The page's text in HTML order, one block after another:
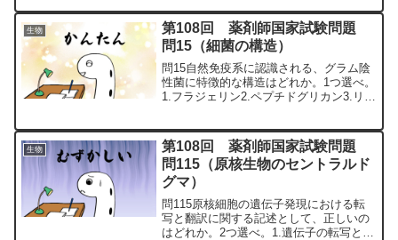
（親指側・太い方）は脛骨・外側（小指
側・細い方・...
生物
第108回 薬剤師国家試験問題
問15（細菌の構造）
問15自然免疫系に認識される、グラム陰
性菌に特徴的な構造はどれか。1つ選べ。
1.フラジェリン2.ペプチドグリカン3.リポ
リン（鞭毛繊維）は、細菌の鞭毛...
生物
第108回 薬剤師国家試験問題
問115（原核生物のセントラルド
グマ）
問115原核細胞の遺伝子発現における転
写と翻訳に関する記述として、正しいの
はどれか。2つ選べ。1.遺伝子の転写と翻